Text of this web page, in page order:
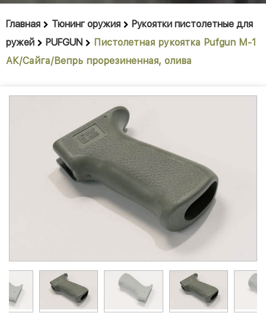
Главная Тюнинг оружия
Рукоятки пистолетные для
ружей
PUFGUN
Пистолетная рукоятка Pufgun M-1
АК/Сайга/Вепрь прорезиненная, олива